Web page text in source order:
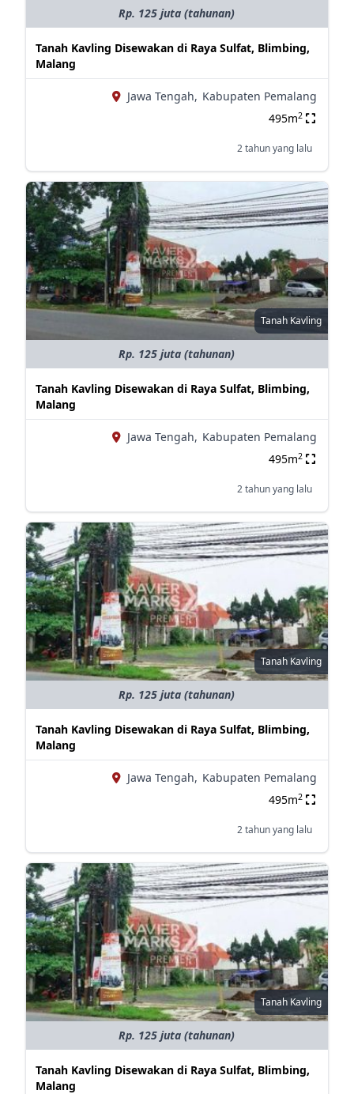
Rp. 125 juta (tahunan)
Tanah Kavling Disewakan di Raya Sulfat, Blimbing,
Malang
Jawa Tengah, Kabupaten Pemalang
495m2
2 tahun yang lalu
Tanah Kavling
Rp. 125 juta (tahunan)
Tanah Kavling Disewakan di Raya Sulfat, Blimbing,
Malang
Jawa Tengah, Kabupaten Pemalang
495m2
2 tahun yang lalu
Tanah Kavling
Rp. 125 juta (tahunan)
Tanah Kavling Disewakan di Raya Sulfat, Blimbing,
Malang
Jawa Tengah, Kabupaten Pemalang
495m2
2 tahun yang lalu
Tanah Kavling
Rp. 125 juta (tahunan)
Tanah Kavling Disewakan di Raya Sulfat, Blimbing,
Malang